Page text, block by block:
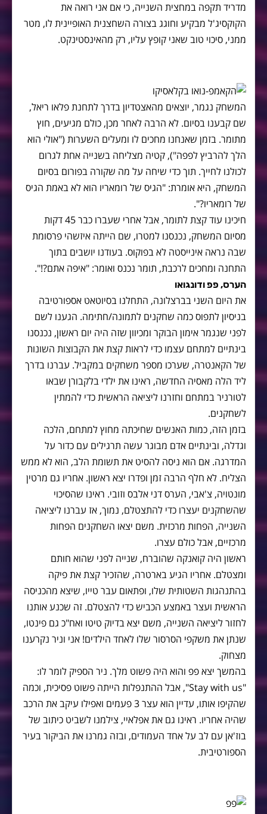
מדריד תקפה במחצית השנייה, כי אם אני רואה את
הקוקסיג'ל מבקיע וחוגג בצורה השחצנית האופיינית לו, מטר
ממני, סיכוי טוב שאני קופץ עליו, רק מהאינסטינקט.
המשחק נגמר, יוצאים מהאצטדיון בדרך לתחנת פלאו ריאל,
שם קבענו בסיום. לא הרבה לאחר מכן, כולם מגיעים, חוץ
מתומר. בזמן שאנחנו מחכים לו ומעלים השערות ("אולי הוא
הלך להרביץ לפפה"), קטיה מצליחה בשנייה אחת לגרום
לכולנו לחייך. תוך כדי שיחה על מה שקורה בפורום בסיום
המשחק, היא אומרת: "הגיס של רומאריו הוא לא באמת הגיס
של רומאריו?".
חיכינו עוד קצת לתומר, אבל אחרי שעברו כבר 45 דקות
מסיום המשחק, נכנסנו למטרו, שם הייתה איזשהי פרסומת
שבה נראה אינייסטה לא בפוקוס. בעודנו יושבים בתוך
התחנה ומחכים לרכבת, תומר נכנס ואומר: "איפה אתם?!".
הערס, פפ ודונגואו
את היום השני בברצלונה, התחלנו בסיוטאט אספורטיבה
בניסיון לתפוס כמה שחקנים לתמונה/חתימה. הגענו לשם
לפני שנגמר אימון הבוקר ומכיוון שזה היה יום ראשון, נכנסנו
בינתיים למתחם עצמו כדי לראות קצת את הקבוצות השונות
של הקאנטרה, שערכו מספר משחקים במקביל. עברנו בדרך
ליד הלה מאסיה החדשה, ראינו את ילדי בלקבורן שבאו
לטורניר במתחם וחזרנו ליציאה הראשית כדי להמתין
לשחקנים.
בזמן הזה, כמות האנשים שחיכתה מחוץ למתחם, הלכה
וגדלה, ובינתיים אדם מבוגר עשה תרגילים עם כדור על
המדרגה. אם הוא ניסה להסיט את תשומת הלב, הוא לא ממש
הצליח. לא חלף הרבה זמן ופדרו יצא ראשון. אחריו גם מרטין
מונטויה, צ'אבי, הערס דני אלבס וזובי. ראינו שהסיכוי
שהשחקנים יעצרו כדי להתצטלם, נמוך, אז עברנו ליציאה
השנייה, הפחות מרכזית. משם יצאו השחקנים הפחות
מרכזיים, אבל כולם עצרו.
ראשון היה קואנקה שהוברח, שנייה לפני שהוא חותם
ומצטלם. אחריו הגיע בארטרה, שהזכיר קצת את פיקה
בהתנהגות השטותית שלו, ופתאום עבר טייו, שיצא מהכניסה
הראשית ועצר באמצע הכביש כדי להצטלם. זה שכנע אותנו
לחזור ליציאה השנייה, משם יצא בדיוק טיטו ואח"כ גם פינטו,
שנתן את משקפי הסרסור שלו לאחד הילדים! אני וניר נקרענו
מצחוק.
בהמשך יצא פפ והוא היה פשוט מלך. ניר הספיק לומר לו:
"Stay with us", אבל ההתנפלות הייתה פשוט פסיכית, וכמה
שהקיפו אותו, עדיין הוא עצר 3 פעמים ואפילו עיקב את הרכב
שהיה אחריו. ראינו גם את אפלאיי, צילמנו לשביט כיתוב של
בוז'אן עם לב על אחד העמודים, ובזה גמרנו את הביקור בעיר
הספורטיבית.